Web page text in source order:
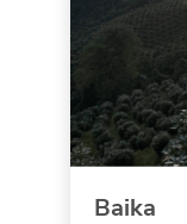
Baika